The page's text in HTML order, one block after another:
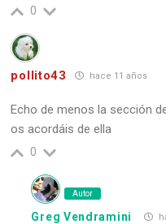
0
pollito43 hace 11 años
Echo de menos la sección
os acordáis de ella
0
Autor
Greg Vendramini